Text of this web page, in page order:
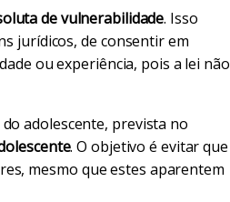
de vulnerabilidade. Isso
jurídicos, de consentir em
ou experiência, pois a lei não
adolescente, prevista no
. O objetivo é evitar que
mesmo que estes aparentem